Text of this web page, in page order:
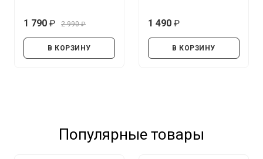
1 790
2 990
В КОРЗИНУ
1 490
В КОРЗИНУ
Популярные товары